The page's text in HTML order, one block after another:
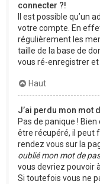
connecter ?!
Il est possible qu’un
votre compte. En
régulièrement les
taille de la base de
vous ré-enregistrer
Haut
J’ai perdu mon mot
Pas de panique !
être récupéré, il peut
rendez vous sur la
oublié mon mot de
vous devriez pouvoir
Si toutefois vous ne